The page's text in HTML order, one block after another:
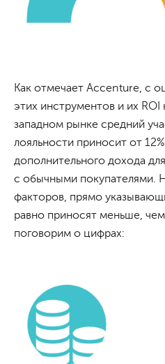
Как отмечает Accenture, с
этих инструментов и их
западном рынке средний
лояльности приносит от
дополнительного дохода
с обычными покупателями.
факторов, прямо
равно приносят меньше,
поговорим о цифрах: